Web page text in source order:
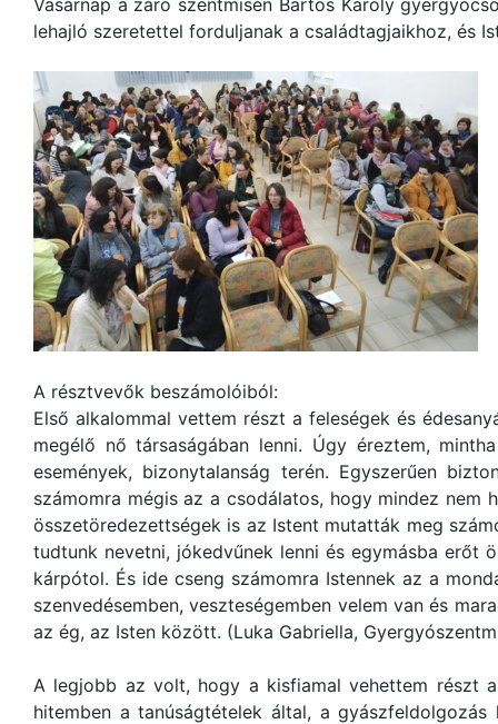
Vasárnap a záró szentmisén Bartos Károly
lehajló szeretettel forduljanak a családtagjaikhoz, és
A résztvevők beszámolóiból:
Első alkalommal vettem részt a feleségek és
megélő nő társaságában lenni. Úgy éreztem,
események, bizonytalanság terén. Egyszerűen
számomra mégis az a csodálatos, hogy mindez
összetöredezettségek is az Istent mutatták meg
tudtunk nevetni, jókedvűnek lenni és egymásba erőt
kárpótol. És ide cseng számomra Istennek az a
szenvedésemben, veszteségemben velem van és
az ég, az Isten között. (Luka Gabriella,
A legjobb az volt, hogy a kisfiamal vehettem részt
hitemben a tanúságtételek által, a